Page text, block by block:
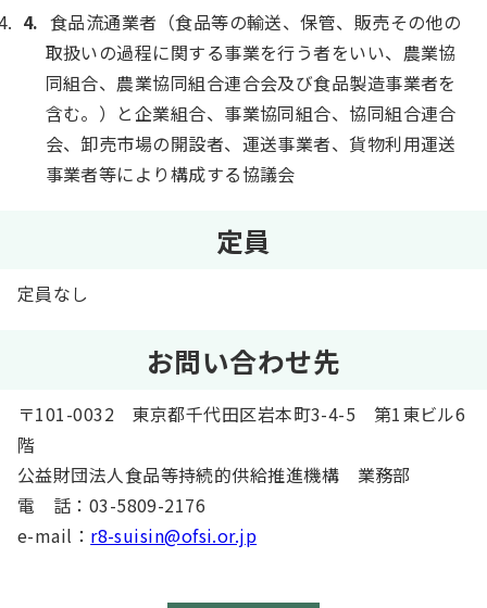
食品流通業者（食品等の輸送、保管、販売その他の
取扱いの過程に関する事業を行う者をいい、農業協
同組合、農業協同組合連合会及び食品製造事業者を
含む。）と企業組合、事業協同組合、協同組合連合
会、卸売市場の開設者、運送事業者、貨物利用運送
事業者等により構成する協議会
定員
定員なし
お問い合わせ先
〒101-0032 東京都千代田区岩本町3-4-5 第1東ビル6
階
公益財団法人食品等持続的供給推進機構 業務部
電 話：03-5809-2176
e-mail： r8-suisin@ofsi.or.jp